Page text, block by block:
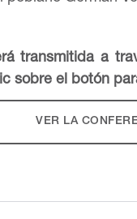
transmitida a
sobre el botón
VER LA